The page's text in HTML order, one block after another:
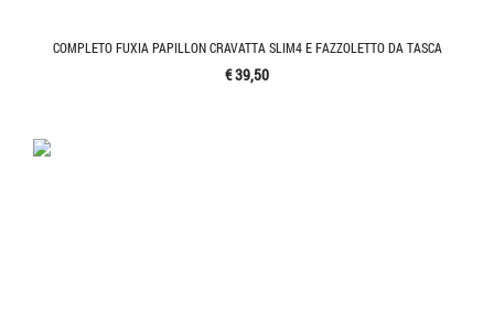
COMPLETO FUXIA PAPILLON CRAVATTA SLIM4 E FAZZOLETTO DA TASCA
€ 39,50